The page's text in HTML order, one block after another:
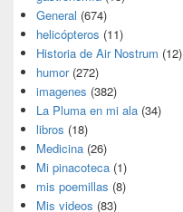
General (674)
helicópteros (11)
Historia de Air Nostrum (12)
humor(272)
imagenes (382)
La Pluma en mi ala (34)
libros (18)
Medicina (26)
Mi pinacoteca (1)
mis poemillas (8)
Mis videos (83)